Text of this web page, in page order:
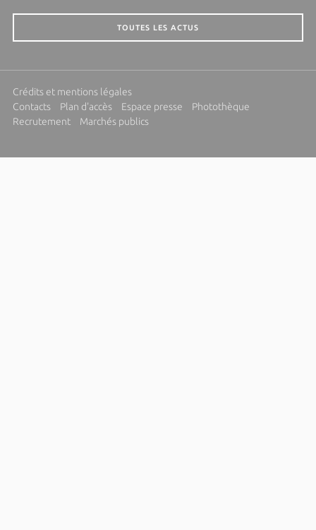
TOUTES LES ACTUS
Crédits et mentions légales
Contacts
Plan d'accès Espace presse
Photothèque
Recrutement
Marchés publics